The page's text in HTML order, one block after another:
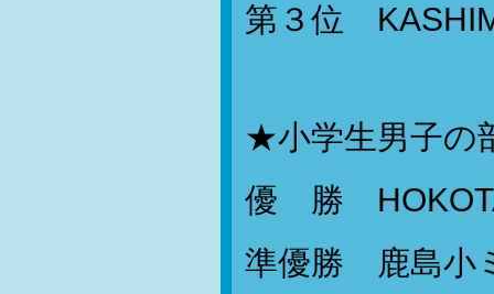
第３位
★小学生男子の
優 勝
準優勝 鹿島小